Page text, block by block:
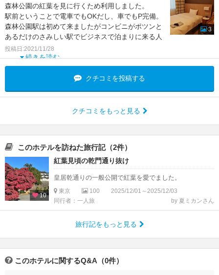
森林公園の紅葉を見に行くため利用しました。
駅前ということで電車でもOKだし、車でもP完備。
森林公園駅は初めて来ましたがコンビニがポツンと
あるだけのさみしい駅でビジネスで泊まりに来る人
はいるのかな～
続きを読む
投稿日:2021/11/28
3
クチコミを投稿する
クチコミをもっと見る
このホテルを訪ねた旅行記（2件）
10
紅葉見頃の乾門通り抜け
皇居乾通りの一般公開で紅葉を愛でました。
東京 100
2025/12/01～2025/12/03
同行者：一人旅
by 夏ミカンさん
旅行記をもっと見る
このホテルに関するQ&A（0件）